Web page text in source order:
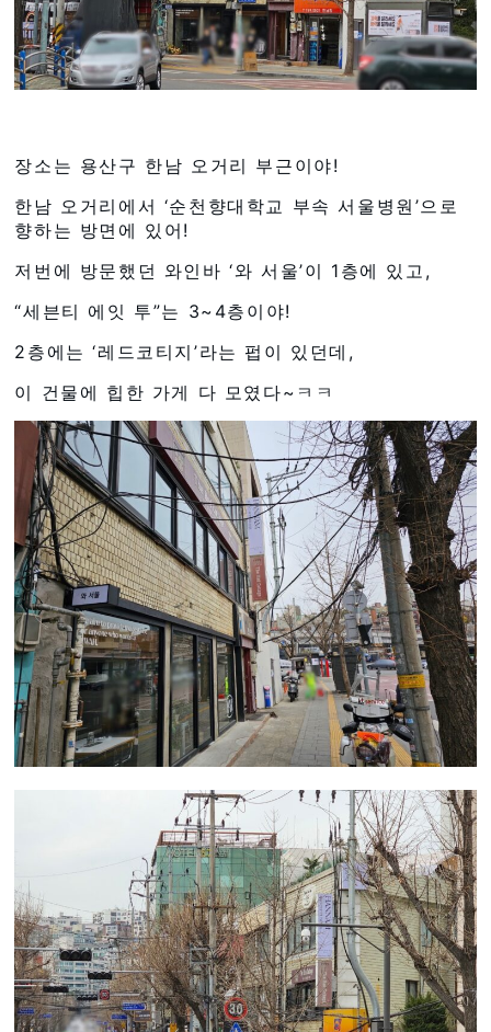
장소는 용산구 한남 오거리 부근이야!
한남 오거리에서 ‘순천향대학교 부속 서울병원’으로
향하는 방면에 있어!
저번에 방문했던 와인바 ‘와 서울’이 1층에 있고,
“세븐티 에잇 투”는 3~4층이야!
2층에는 ‘레드코티지’라는 펍이 있던데,
이 건물에 힙한 가게 다 모였다~ㅋㅋ